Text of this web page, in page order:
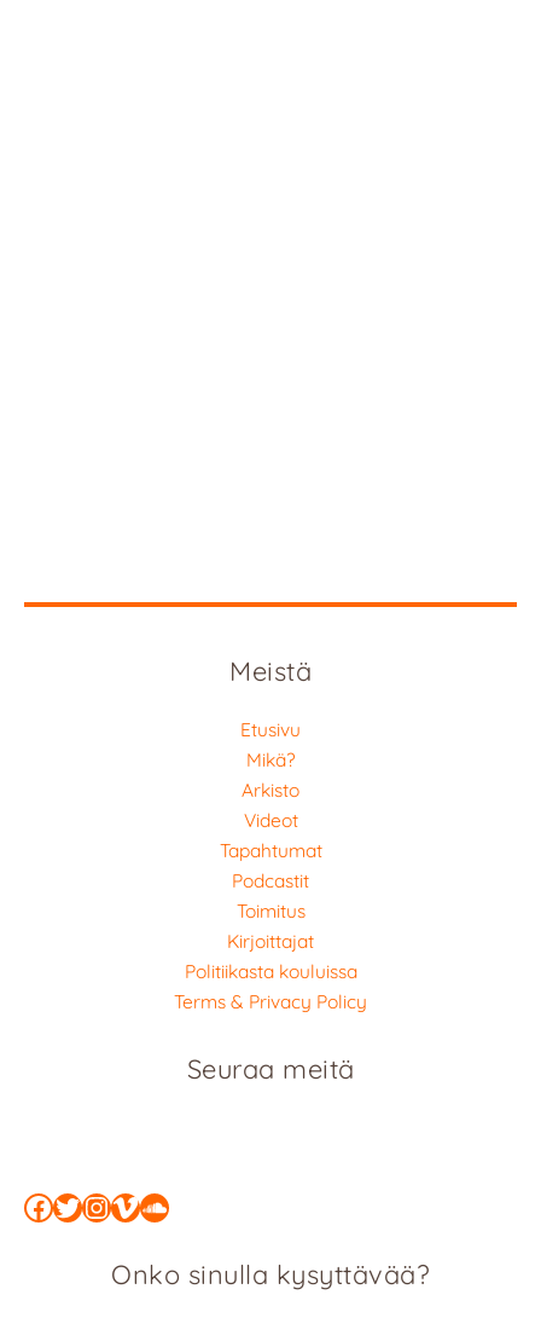
Meistä
Etusivu
Mikä?
Arkisto
Videot
Tapahtumat
Podcastit
Toimitus
Kirjoittajat
Politiikasta kouluissa
Terms & Privacy Policy
Seuraa meitä
Facebook
Twitter
Instagram
Vimeo
SoundCloud
Onko sinulla kysyttävää?